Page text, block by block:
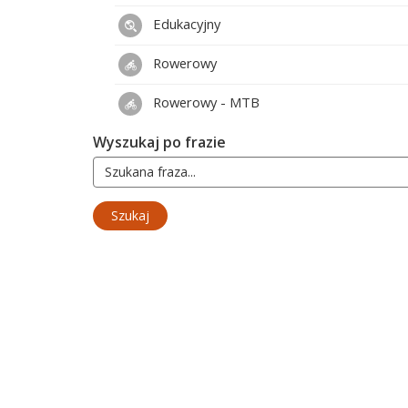
Edukacyjny
Rowerowy
Rowerowy - MTB
Wyszukaj po frazie